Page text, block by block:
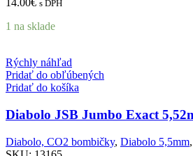
14.00€ s DPH
1 na sklade
Rýchly náhľad
Pridať do obľúbených
Pridať do košíka
Diabolo JSB Jumbo Exact
Diabolo, CO2 bombičky, Diabolo 5,5mm,